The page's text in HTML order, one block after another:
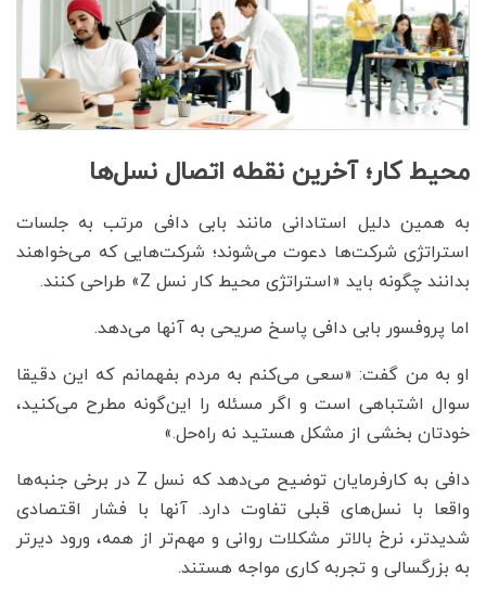
محیط کار؛ آخرین نقطه اتصال نسل‌ها
به همین دلیل استادانی مانند بابی دافی مرتب به جلسات
استراتژی شرکت‌ها دعوت می‌شوند؛ شرکت‌هایی که می‌خواهند
بدانند چگونه باید «استراتژی محیط کار نسل Z» طراحی کنند.
اما پروفسور بابی دافی پاسخ صریحی به آنها می‌دهد.
او به من گفت: «سعی می‌کنم به مردم بفهمانم که این دقیقا
سوال اشتباهی است و اگر مسئله را این‌گونه مطرح می‌کنید،
خودتان بخشی از مشکل هستید نه راه‌حل.»
دافی به کارفرمایان توضیح می‌دهد که نسل Z در برخی جنبه‌ها
واقعا با نسل‌های قبلی تفاوت دارد. آنها با فشار اقتصادی
شدیدتر، نرخ بالاتر مشکلات روانی و مهم‌تر از همه، ورود دیرتر
به بزرگسالی و تجربه کاری مواجه هستند.